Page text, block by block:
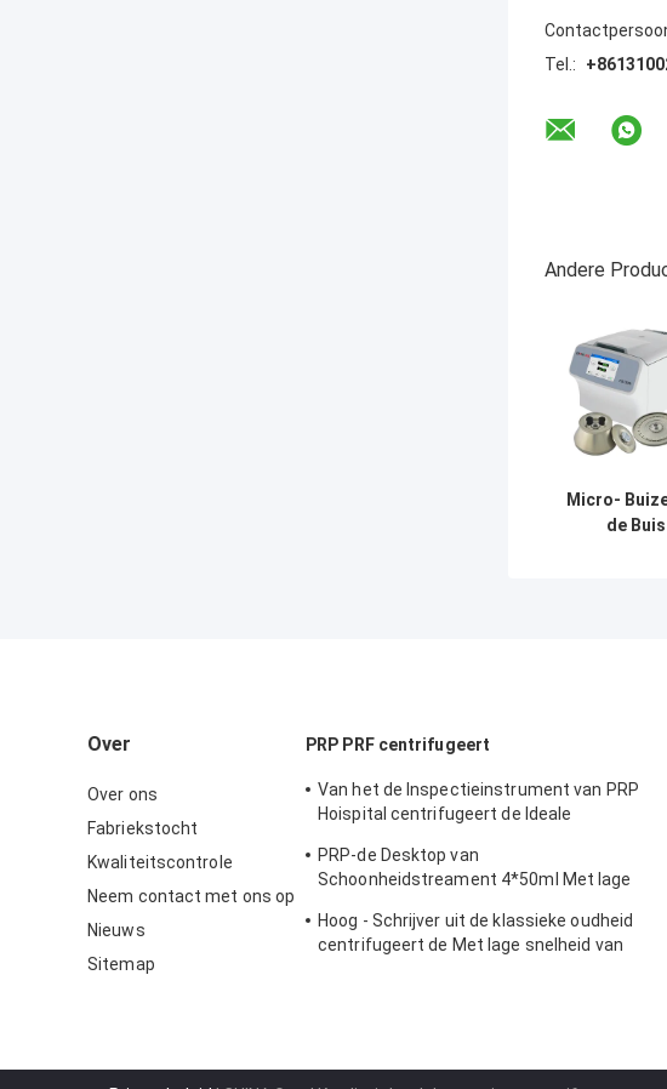
Tel.:
Andere
Micro-
de Buis
Over
Over ons
Fabriekstocht
Kwaliteitscontrole
Neem contact met ons op
Nieuws
Sitemap
PRP PRF centrifugeert
Van het de Inspectieinstrument van PRP
Hoispital centrifugeert de Ideale
Constante Temperatuur CTK32
PRP-de Desktop van
Schoonheidstreament 4*50ml Met lage
Laboratorium
Hoog - Schrijver uit de klassieke oudheid
centrifugeert de Met lage snelheid van